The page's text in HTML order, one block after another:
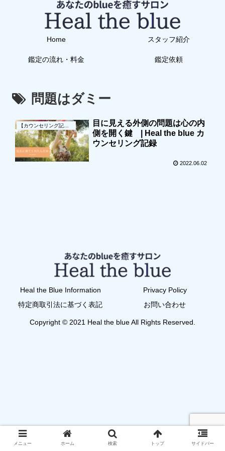
Home スタッフ紹介
鑑定の流れ・料金 鑑定依頼
問題はダミー
目に見える外側の問題は心の内
側を開く鍵 | Heal the blue カ
ウンセリング記録
2022.06.02
Heal the Blue Information
Privacy Policy
特定商取引法に基づく表記
お問い合わせ
Copyright © 2021 Heal the blue All Rights Reserved.
メニュー ホーム 検索 トップ サイドバー